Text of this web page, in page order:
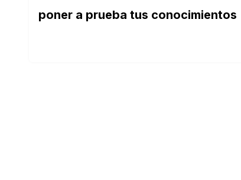
poner a prueba tus conocimientos